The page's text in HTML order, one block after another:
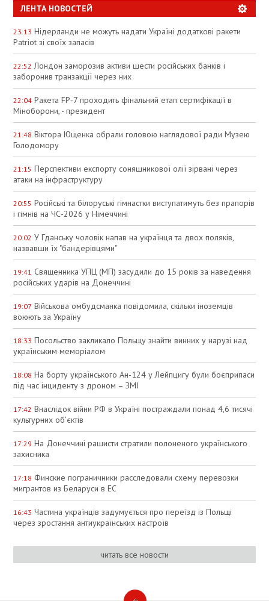
ЛЕНТА НОВОСТЕЙ
23:13 Нідерланди не можуть надати Україні додаткові ракети
Patriot зі своїх запасів
22:52 Лондон заморозив активи шести російських банків і
заборонив транзакції через них
22:04 Ракета FP‑7 проходить фінальний етап сертифікації в
Міноборони, - президент
21:48 Віктора Ющенка обрали головою наглядової ради Музею
Голодомору
21:15 Перспективи експорту соняшникової олії зірвані через
атаки на інфраструктуру
20:55 Російські та білоруські гімнастки виступатимуть без прапорів
і гімнів на ЧС‑2026 у Німеччині
20:02 У Гданську чоловік напав на українця та двох поляків,
назвавши їх "бандерівцями"
19:41 Священника УПЦ (МП) засудили до 15 років за наведення
російських ударів на Донеччині
19:07 Військова омбудсманка повідомила, скільки іноземців
воюють за Україну
18:33 Посольство закликало Польщу знайти винних у нарузі над
українським меморіалом
18:08 На борту українського Ан-124 у Лейпцигу були боєприпаси
під час інциденту з дроном – ЗМІ
17:42 Внаслідок війни РФ в Україні постраждали понад 4,6 тисячі
культурних об’єктів
17:29 На Донеччині рашисти стратили полоненого українського
захисника
17:18 Финские пограничники расследовали схему перевозки
мигрантов из Беларуси в ЕС
16:43 Частина українців задумується про переїзд із Польщі
через зростання антиукраїнських настроїв
читать все новости